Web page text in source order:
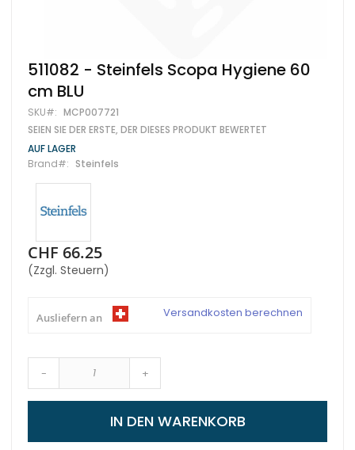
Zum
Anfang
der
Bildgalerie
springen
511082 - Steinfels Scopa Hygiene 60
cm BLU
SKU MCP007721
SEIEN SIE DER ERSTE, DER DIESES PRODUKT BEWERTET
AUF LAGER
Brand
Steinfels
CHF 66.25
(Zzgl. Steuern)
Ausliefern an Versandkosten berechnen
- +
IN DEN WARENKORB